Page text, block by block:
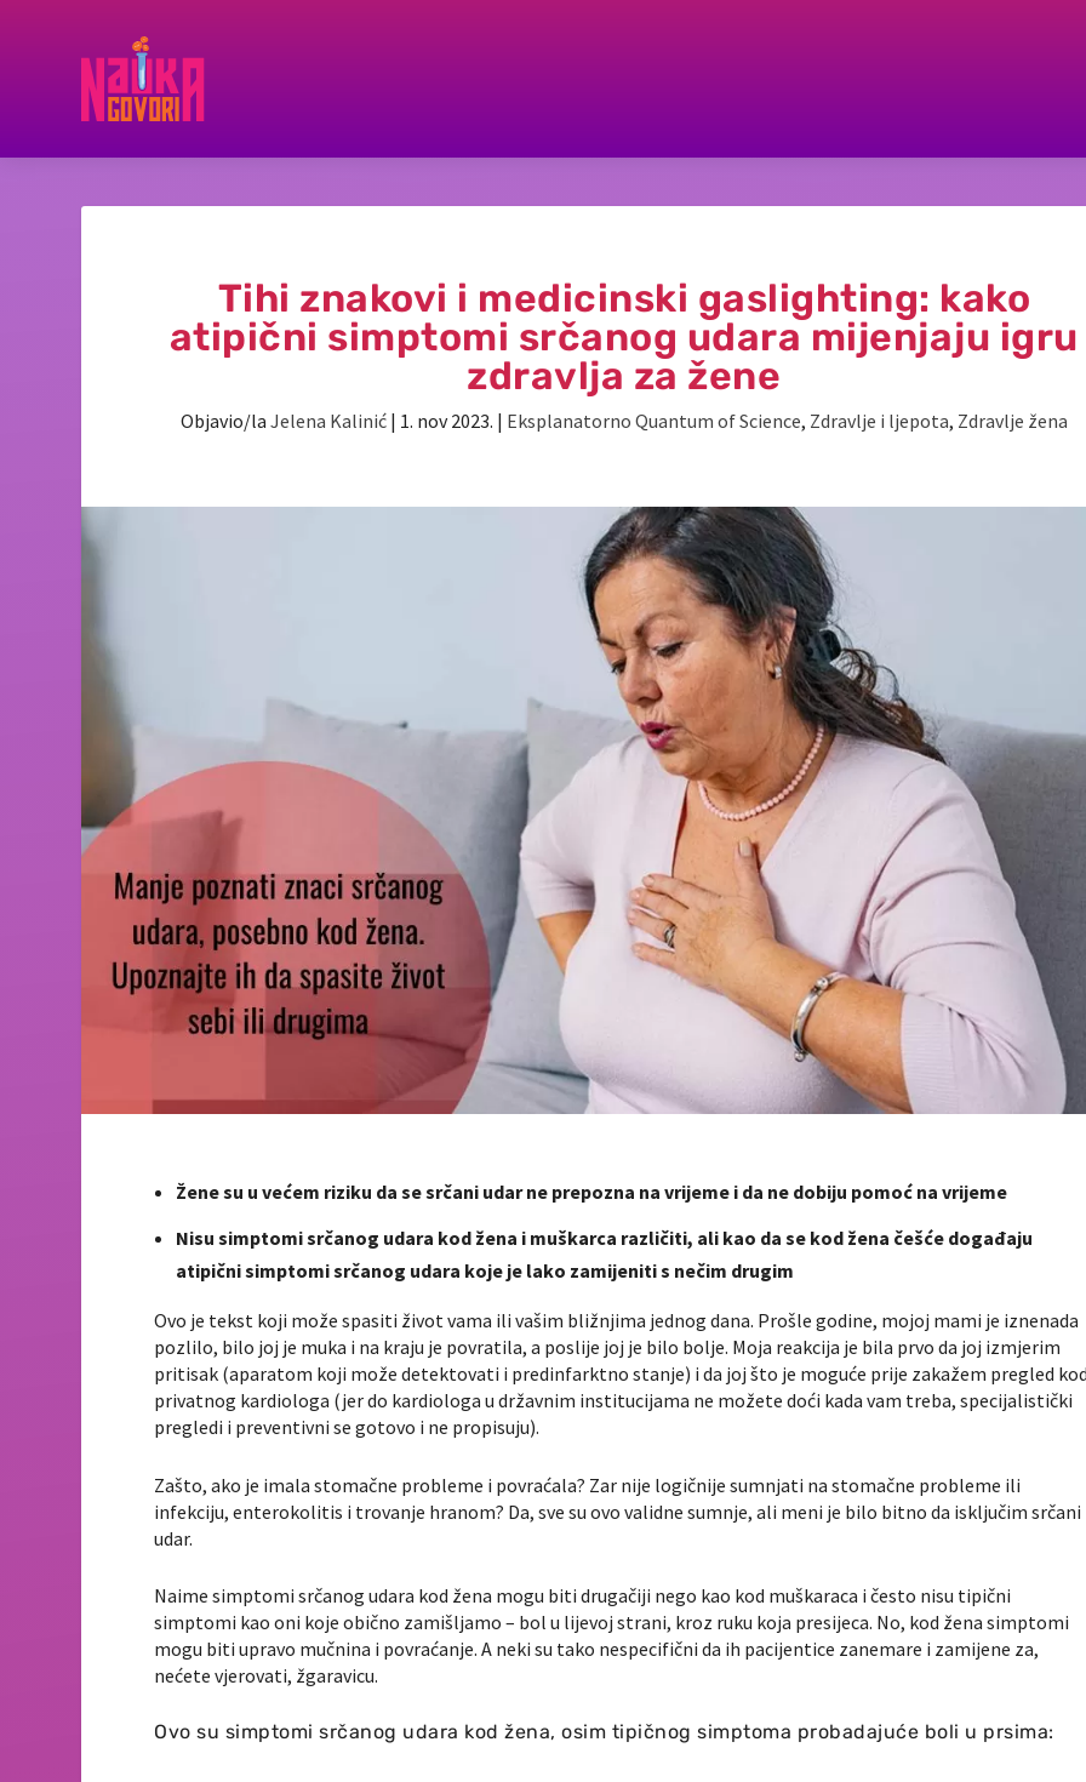
Tihi znakovi i medicinski gaslighting: kako
atipični simptomi srčanog udara mijenjaju igru
zdravlja za žene
Objavio/la Jelena Kalinić| 1. nov 2023. | Eksplanatorno Quantum of Science, Zdravlje i ljepota, Zdravlje žena
Žene su u većem riziku da se srčani udar ne prepozna na vrijeme i da ne dobiju pomoć na vrijeme
Nisu simptomi srčanog udara kod žena i muškarca različiti, ali kao da se kod žena češće događaju
atipični simptomi srčanog udara koje je lako zamijeniti s nečim drugim
Ovo je tekst koji može spasiti život vama ili vašim bližnjima jednog dana. Prošle godine, mojoj mami je iznenada
pozlilo, bilo joj je muka i na kraju je povratila, a poslije joj je bilo bolje. Moja reakcija je bila prvo da joj izmjerim
pritisak (aparatom koji može detektovati i predinfarktno stanje) i da joj što je moguće prije zakažem pregled
privatnog kardiologa (jer do kardiologa u državnim institucijama ne možete doći kada vam treba, specijalistički
pregledi i preventivni se gotovo i ne propisuju).
Zašto, ako je imala stomačne probleme i povraćala? Zar nije logičnije sumnjati na stomačne probleme ili
infekciju, enterokolitis i trovanje hranom? Da, sve su ovo validne sumnje, ali meni je bilo bitno da isključim srčani
udar.
Naime simptomi srčanog udara kod žena mogu biti drugačiji nego kao kod muškaraca i često nisu tipični
simptomi kao oni koje obično zamišljamo – bol u lijevoj strani, kroz ruku koja presijeca. No, kod žena simptomi
mogu biti upravo mučnina i povraćanje. A neki su tako nespecifični da ih pacijentice zanemare i zamijene za,
nećete vjerovati, žgaravicu.
Ovo su simptomi srčanog udara kod žena, osim tipičnog simptoma probadajuće boli u prsima: